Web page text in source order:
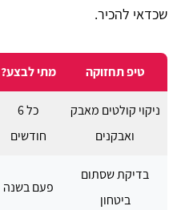
שכדאי להכיר.
טיפ תחזוקה מתי לבצע?
ניקוי קולטים מאבק
ואבקנים
כל 6
חודשים
בדיקת שסתום
ביטחון
פעם בשנה